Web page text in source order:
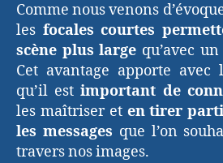
Comme nous venons
les focales courtes
scène plus large qu’avec
Cet avantage apporte avec
qu’il estimportant de
les maîtriser et en tirer
les messages que l’on
travers nos images.